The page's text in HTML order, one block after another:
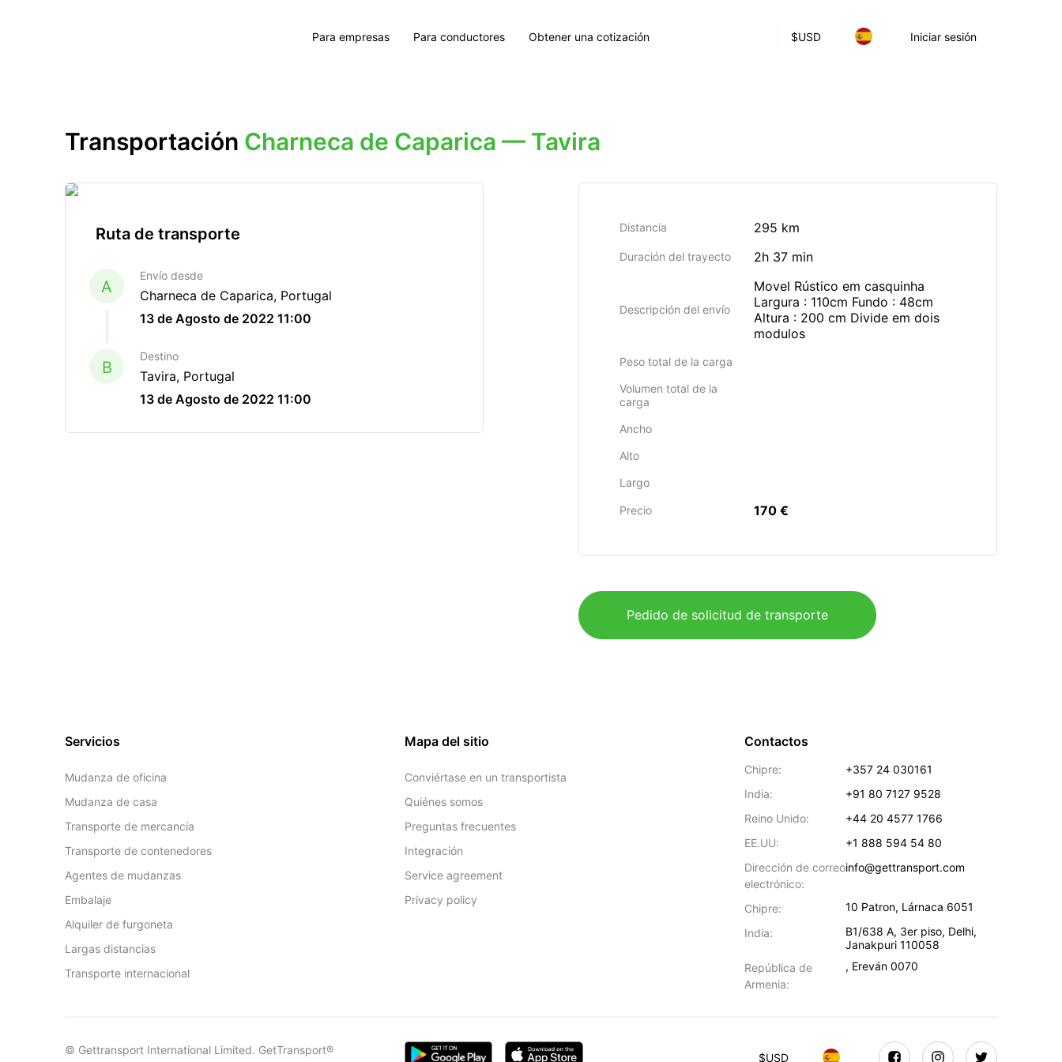
$USD Iniciar sesión
Para empresas Para conductores Obtener una cotización
Transportación Charneca de Caparica — Tavira
Ruta de transporte
A
Envío desde
Charneca de Caparica, Portugal
13 de Agosto de 2022 11:00
B
Destino
Tavira, Portugal
13 de Agosto de 2022 11:00
Distancia 295 km
Duración del trayecto 2h 37 min
Descripción del envío
Movel Rústico em casquinha
Largura : 110cm Fundo : 48cm
Altura : 200 cm Divide em dois
modulos
Peso total de la carga
Volumen total de la
carga
Ancho
Alto
Largo
Precio 170 €
Pedido de solicitud de transporte
Servicios
Mudanza de oficina
Mudanza de casa
Transporte de mercancía
Transporte de contenedores
Agentes de mudanzas
Embalaje
Alquiler de furgoneta
Largas distancias
Transporte internacional
Mapa del sitio
Conviértase en un transportista
Quiénes somos
Preguntas frecuentes
Integración
Service agreement
Privacy policy
Contactos
Chipre:
+357 24 030161
India:
+91 80 7127 9528
Reino Unido:
+44 20 4577 1766
EE.UU:
+1 888 594 54 80
Dirección de correo
electrónico:
info@gettransport.com
Chipre: 10 Patron, Lárnaca 6051
India:
B1/638 A, 3er piso, Delhi,
Janakpuri 110058
República de
Armenia:
, Ereván 0070
© Gettransport International Limited. GetTransport®
$USD